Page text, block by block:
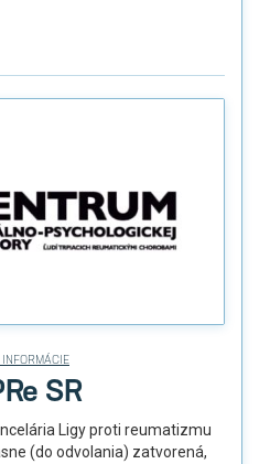
SR
Ligy proti reumatizmu
(do odvolania) zatvorená,